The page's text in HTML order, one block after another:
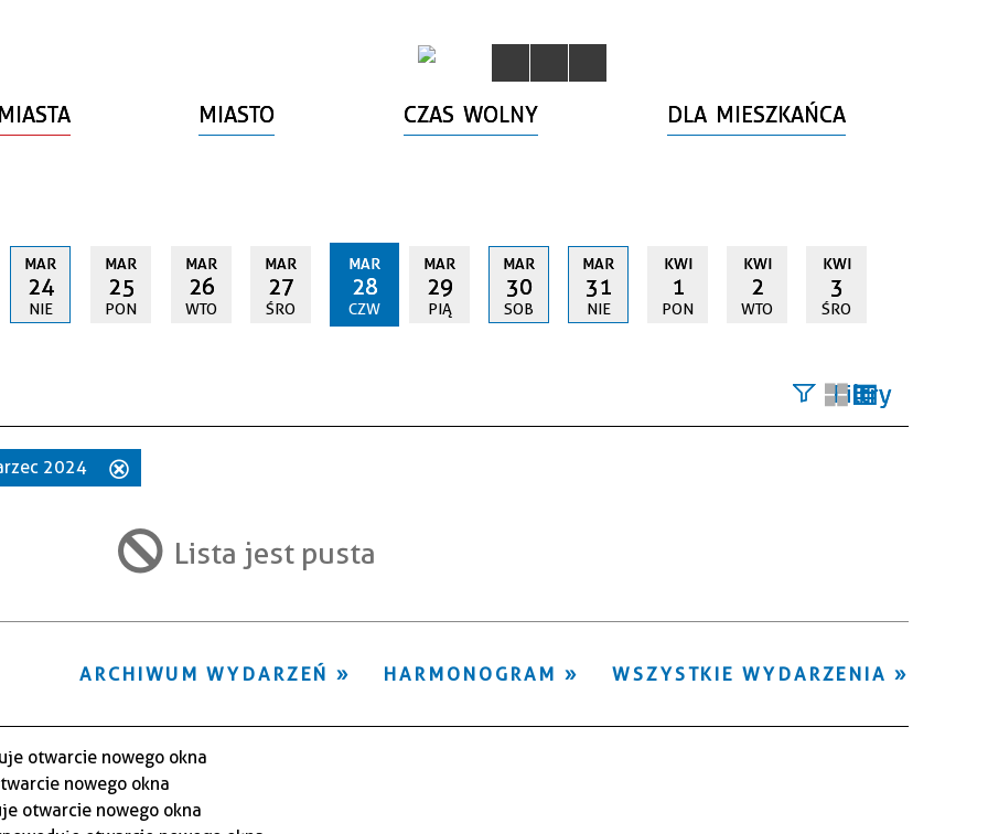
MIASTO CZAS WOLNY DLA MIESZKAŃCA
MAR
24
NIE
MAR
25
PON
MAR
26
WTO
MAR
27
ŚRO
MAR
28
CZW
MAR
29
PIĄ
MAR
30
SOB
MAR
31
NIE
KWI
1
PON
KWI
2
WTO
KWI
3
ŚRO
Filtry
Miejsce
2024
filtr
Lista jest pusta
WSZYSTKIE WYDARZENIA
HARMONOGRAM
ARCHIWUM WYDARZEŃ